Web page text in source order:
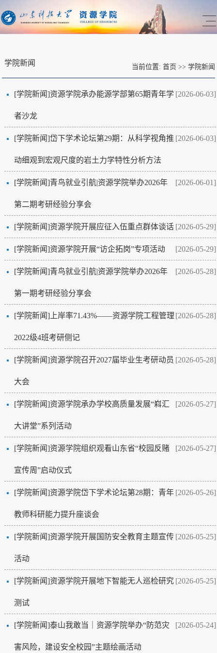
学院新闻 当前位置: 首页 >> 学院新闻
[2026-06-03]
[学院新闻]资源学院承办能源学部第65期青年学
者沙龙
[2026-06-03]
[学院新闻]岱下学术论坛第29期：从科学视角推
动细观到宏观尺度的岩土力学特性分析方法
[2026-06-01]
[学院新闻]青鸟就业引航|资源学院举办2026年
第二期考研经验分享会
[2026-05-29]
[学院新闻]资源学院开展应征入伍重点群体谈话
[2026-05-29]
[学院新闻]资源学院开展“访企拓岗”专项活动
[2026-05-28]
[学院新闻]青鸟就业引航|资源学院举办2026年
第一期考研经验分享会
[2026-05-28]
[学院新闻] ​上岸率71.43%——资源学院工程管理
2022级4班考研侧记
[2026-05-28]
[学院新闻]资源学院召开2027届毕业生考研动员
大会
[2026-05-27]
[学院新闻]资源学院承办学校高质量发展“嵙汇
大讲堂”系列活动
[2026-05-27]
[学院新闻]资源学院组织观看山东省“校园反赌
宣传周”启动仪式
[2026-05-26]
[学院新闻]资源学院岱下学术论坛第28期：青年
教师科研能力提升座谈会
[2026-05-25]
[学院新闻]资源学院开展国防安全教育主题宣传
活动
[2026-05-25]
[学院新闻]资源学院开展地下智能无人巡检研究
测试
[2026-05-24]
[学院新闻]泰山我敢当｜资源学院举办“防范灾
害风险，建设安全校园”主题绘画活动